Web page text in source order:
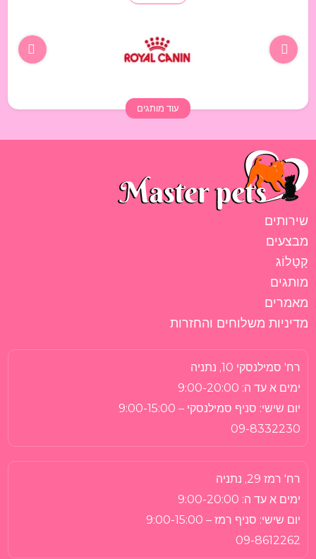
עוד מותגים
רח' סמילנסקי 10, נתניה
ימים א עד ה: 9:00-20:00
יום שישי: סניף סמילנסקי – 9:00-15:00
09-8332230
רח' רמז 29, נתניה
ימים א עד ה: 9:00-20:00
יום שישי: סניף רמז – 9:00-15:00
09-8612262
שירותים
מבצעים
קָטָלוֹג
מותגים
מאמרים
מדיניות משלוחים והחזרות